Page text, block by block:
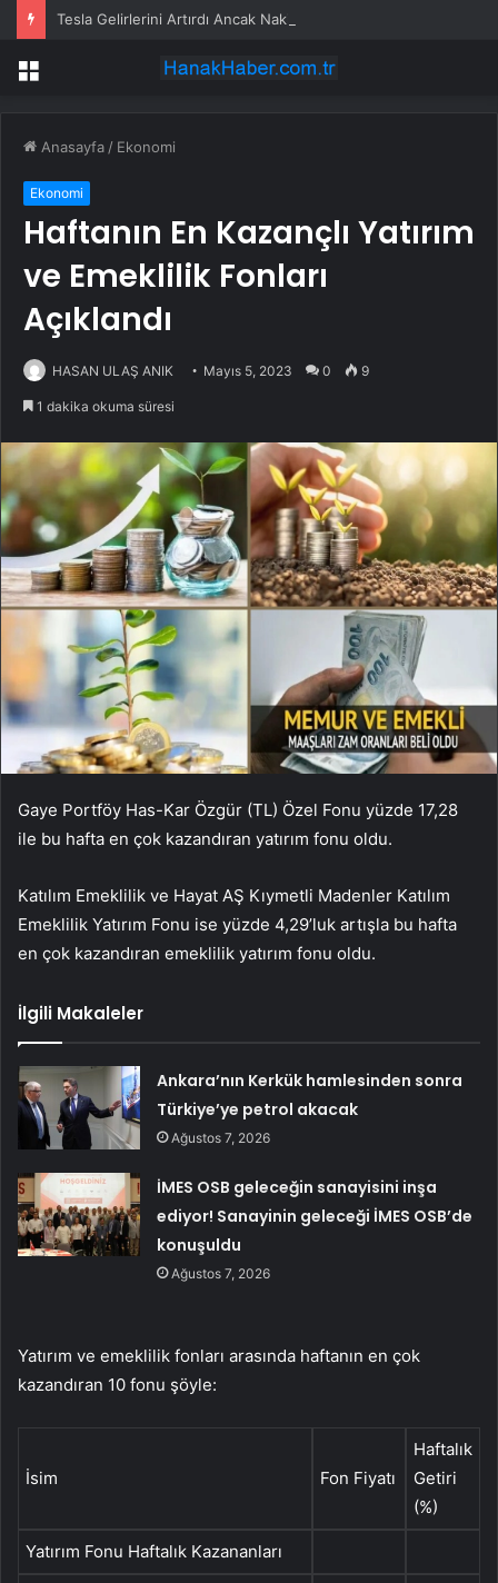
Tesla Gelirlerini Artırdı Ancak Nakit Akışında Sıkıntı Yaşıyor
Menü
Anasayfa / Ekonomi
Ekonomi
Haftanın En Kazançlı Yatırım
ve Emeklilik Fonları
Açıklandı
HASAN ULAŞ ANIK Mayıs 5, 2023 0 9
1 dakika okuma süresi
Gaye Portföy Has-Kar Özgür (TL) Özel Fonu yüzde 17,28
ile bu hafta en çok kazandıran yatırım fonu oldu.
Katılım Emeklilik ve Hayat AŞ Kıymetli Madenler Katılım
Emeklilik Yatırım Fonu ise yüzde 4,29’luk artışla bu hafta
en çok kazandıran emeklilik yatırım fonu oldu.
İlgili Makaleler
Ankara’nın Kerkük hamlesinden sonra
Türkiye’ye petrol akacak
Ağustos 7, 2026
İMES OSB geleceğin sanayisini inşa
ediyor! Sanayinin geleceği İMES OSB’de
konuşuldu
Ağustos 7, 2026
Yatırım ve emeklilik fonları arasında haftanın en çok
kazandıran 10 fonu şöyle:
İsim Fon Fiyatı
Haftalık
Getiri
(%)
Yatırım Fonu Haftalık Kazananları